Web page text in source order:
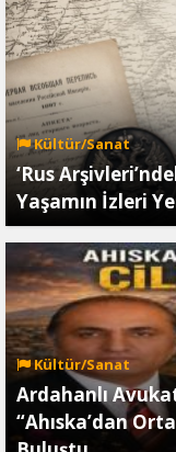
Kültür/Sanat
‘Rus
Yaşamın İzleri
Kültür/Sanat
Ardahanlı
“Ahıska’dan